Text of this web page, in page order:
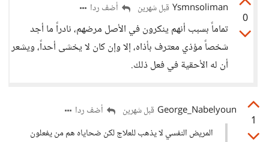
0
Ysmnsoliman قبل شهرين أضف ردا
تماماً بسبب أنهم ينكرون في الأصل مرضهم، نادراً ما أجد
شخصاً مؤذي معترف بأذاه، إلا وإن كان لا يخشى أحداً، ويشعر
أن له الأحقية في فعل ذلك.
1
George_Nabelyoun قبل شهرين
أضف ردا
المريض النفسي لا يذهب للعلاج لكن ضحاياه هم من يفعلون